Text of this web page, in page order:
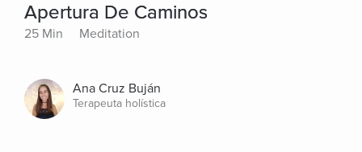
Apertura De Caminos
25 Min Meditation
Ana Cruz Buján
Terapeuta holística